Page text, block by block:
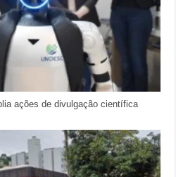
ações de divulgação científica